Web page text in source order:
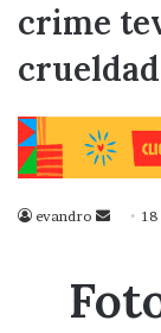
crime
evandro
Mande
mail